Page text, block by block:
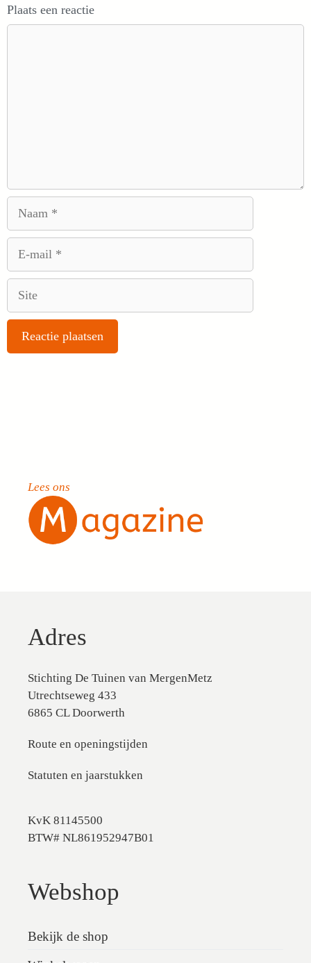
Plaats een reactie
Lees ons
Adres
Stichting De Tuinen van MergenMetz
Utrechtseweg 433
6865 CL Doorwerth
Route en openingstijden
Statuten en jaarstukken
KvK 81145500
BTW# NL861952947B01
Webshop
Bekijk de shop